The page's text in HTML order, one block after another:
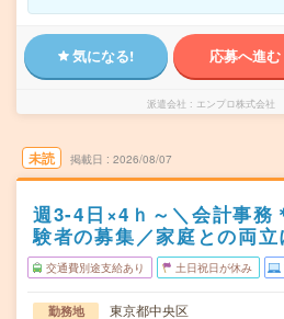
気になる! 応募へ進む
派遣会社 エンプロ株式会社
未読 掲載日 2026/08/07
週3-4日×4ｈ～＼会計事務
験者の募集／家庭との両立
交通費別途支給あり 土日祝日が休み
勤務地
東京都中央区